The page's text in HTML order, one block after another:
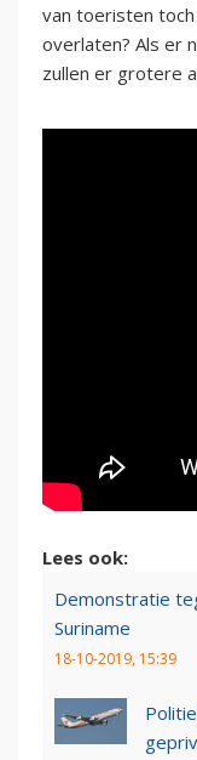
van toeristen toch
overlaten? Als er
zullen er grotere
Lees ook:
Demonstratie
Suriname
18-10-2019, 15:39